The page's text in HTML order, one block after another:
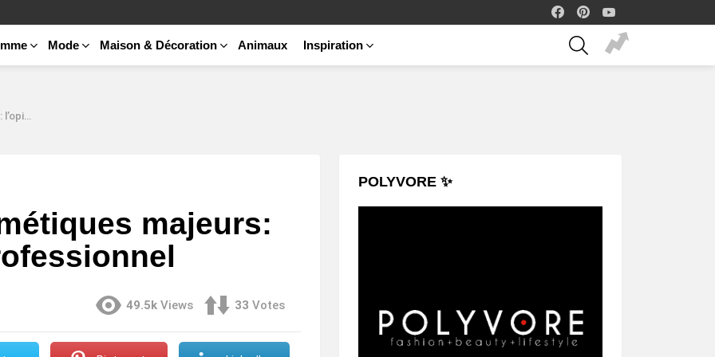
facebook
Mode Maison & Décoration Animaux Inspiration
SEARCH
majeurs:
49.5k Views 33 Votes
POLYVORE ✨